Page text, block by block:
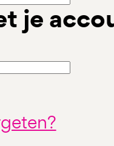
je